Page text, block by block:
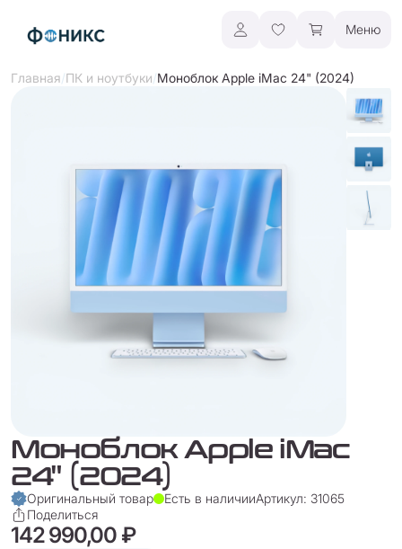
Меню
Главная/ПК и ноутбуки/Моноблок Apple iMac 24" (2024)
Моноблок Apple iMac
24" (2024)
Оригинальный товар Есть в наличииАртикул: 31065
Поделиться
142 990,00 ₽